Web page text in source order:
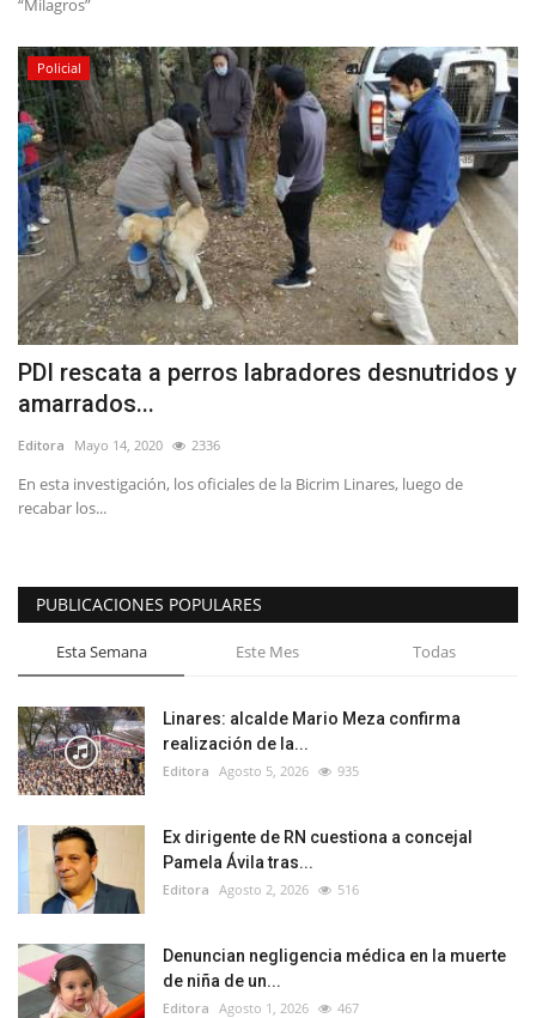
“Milagros”
Policial
PDI rescata a perros labradores desnutridos y
amarrados...
Editora Mayo 14, 2020 2336
En esta investigación, los oficiales de la Bicrim Linares, luego de
recabar los...
PUBLICACIONES POPULARES
Esta Semana Este Mes Todas
Linares: alcalde Mario Meza confirma
realización de la...
Editora Agosto 5, 2026 935
Ex dirigente de RN cuestiona a concejal
Pamela Ávila tras...
Editora Agosto 2, 2026 516
Denuncian negligencia médica en la muerte
de niña de un...
Editora Agosto 1, 2026 467